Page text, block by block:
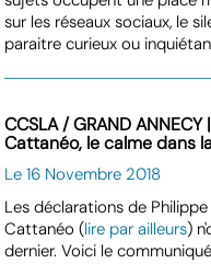
sur les réseaux sociaux, le
paraitre curieux ou
CCSLA / GRAND
Cattanéo, le calme dans
Le 16 Novembre 2018
Les déclarations de
Cattanéo (lire par ailleurs)
dernier. Voici le